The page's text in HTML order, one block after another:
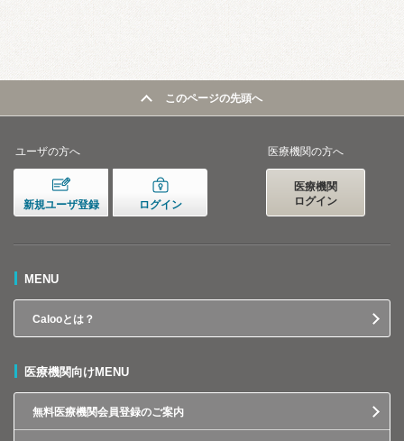
このページの先頭へ
ユーザの方へ
新規ユーザ登録 ログイン
医療機関の方へ
医療機関
ログイン
MENU
Calooとは？
医療機関向けMENU
無料医療機関会員登録のご案内